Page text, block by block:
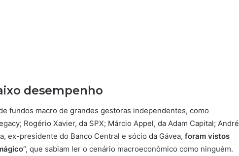
desempenho
fundos macro de grandes gestoras independentes, como
Rogério Xavier, da SPX; Márcio Appel, da Adam Capital; André
ex-presidente do Banco Central e sócio da Gávea, foram vistos
“, que sabiam ler o cenário macroeconômico como ninguém.